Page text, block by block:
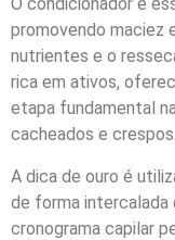
promovendo maciez
nutrientes e o
rica em ativos,
etapa fundamental
cacheados e crespos.
A dica de ouro é
de forma intercalada
cronograma capilar